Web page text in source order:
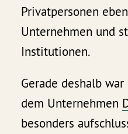
Privatpersonen
Unternehmen und
Institutionen.
Gerade deshalb
dem Unternehmen
besonders